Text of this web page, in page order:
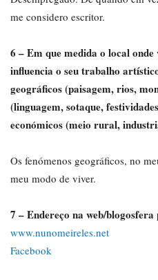
me considero escritor.
6 – Em que medida o local
influencia o seu trabalho
geográficos (paisagem, rios,
(linguagem, sotaque,
económicos (meio rural,
Os fenómenos geográficos, no
meu modo de viver.
7 – Endereço na web/
www.nunomeireles.net
Facebook